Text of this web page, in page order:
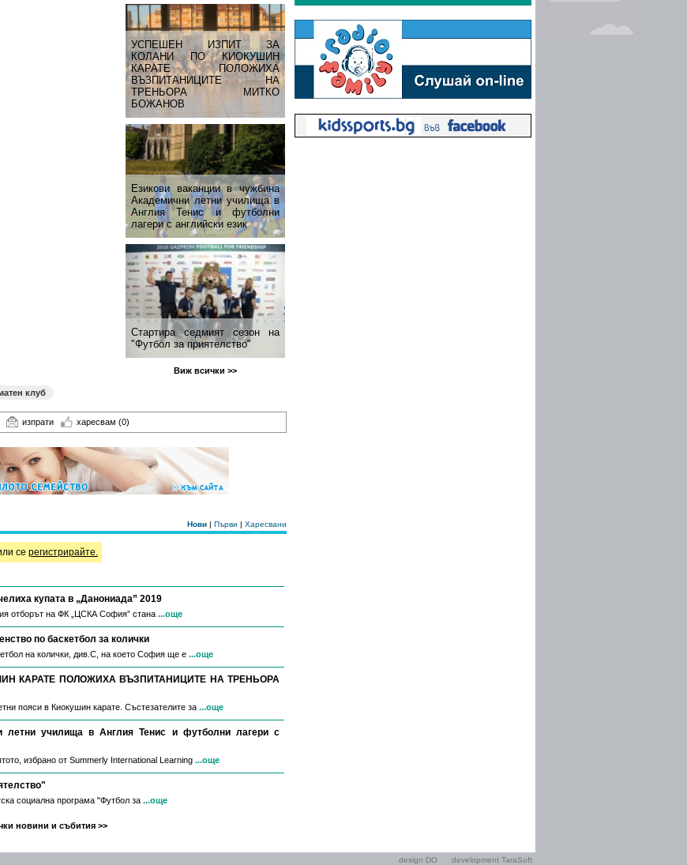
УСПЕШЕН ИЗПИТ ЗА
КОЛАНИ ПО КИОКУШИН
КАРАТЕ ПОЛОЖИХА
ВЪЗПИТАНИЦИТЕ НА
ТРЕНЬОРА МИТКО
БОЖАНОВ
Езикови ваканции​ в чужбина
Академични летни училища в
Англия Тенис и футболни
лагери с английски език
Стартира седмият сезон на
"Футбол за приятелство"
Виж всички >>
клуб
изпрати харесвам (0)
Нови | Първи | Харесвани
се регистрирайте.
купата в „Данониада” 2019
отборът на ФК „ЦСКА София” стана ...още
по баскетбол за колички
на колички, див.С, на което София ще е ...още
КАРАТЕ ПОЛОЖИХА ВЪЗПИТАНИЦИТЕ НА ТРЕНЬОРА
пояси в Киокушин карате. Състезателите за ...още
летни училища в Англия Тенис и футболни лагери с
избрано от Summerly International Learning ...още
социална програма "Футбол за ...още
новини и събития >>
design DO development TaraSoft